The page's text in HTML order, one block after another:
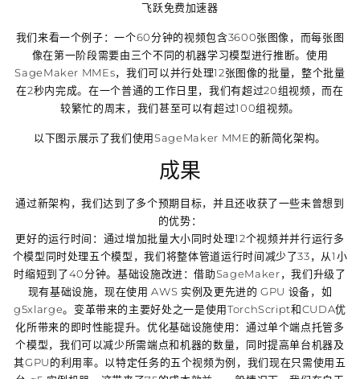
飞跃免费加速器
我们来看一个例子：一个60分钟的视频包含3600张图像，而每张图
像在第一阶段需要由三个不同的机器学习模型进行推断。使用
SageMaker MMEs，我们可以并行处理12张图像的批量，整个批量
在2秒内完成。在一个普通的工作日里，我们有超过20组视频，而在
较繁忙的周末，我们甚至可以有超过100组视频。
以下图示展示了我们使用SageMaker MME的新简化架构。
成果
通过新架构，我们达到了多个预期目标，并且还收获了一些未曾想到
的优势：
更好的运行时间：通过增加批量大小同时处理12个视频并并行运行多
个模型同时处理五个模型，我们将整体管道运行时间减少了33，从1小
时缩短到了40分钟。基础设施改进：借助SageMaker，我们升级了
现有基础设施，现在使用 AWS 实例及更先进的 GPU 设备，如
g5xlarge。变革带来的主要好处之一是使用TorchScript和CUDA优
化所带来的即时性能提升。优化基础设施使用：通过单个端点托管多
个模型，我们可以减少所需端点和机器的数量，同时提高单台机器及
其GPU的利用率。以特定任务的五个视频为例，我们现在只需使用五